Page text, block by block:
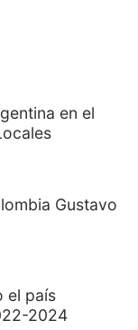
en el
Gustavo
el país
2024